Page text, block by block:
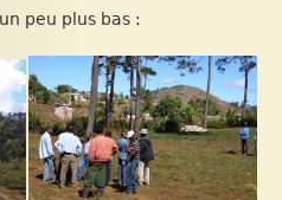
peu plus bas :